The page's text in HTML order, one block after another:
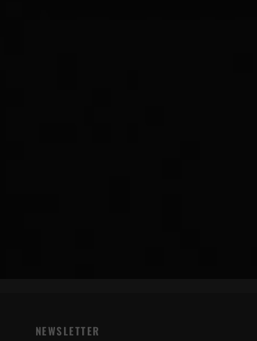
NEWSLETTER